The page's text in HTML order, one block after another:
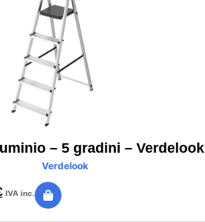
– 5 gradini – Verdelook
Verdelook
IVA inc.